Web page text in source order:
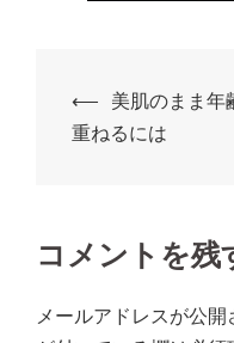
⟵
美肌のまま年
重ねるには
コメントを残
メールアドレスが公開